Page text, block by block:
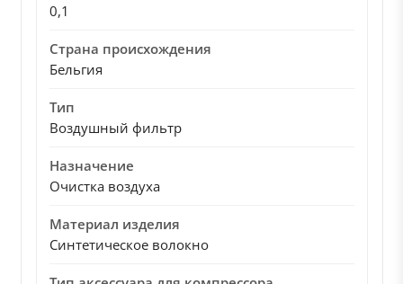
0,1
Страна происхождения
Бельгия
Тип
Воздушный фильтр
Назначение
Очистка воздуха
Материал изделия
Синтетическое волокно